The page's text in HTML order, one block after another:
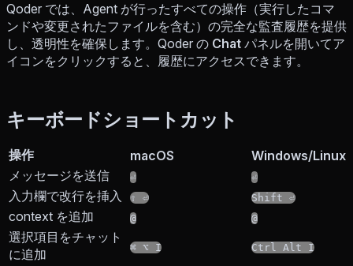
Qoder では、Agent が行ったすべての操作（実行したコマ
ンドや変更されたファイルを含む）の完全な監査履歴を提供
し、透明性を確保します。Qoder の Chat パネルを開いてア
イコンをクリックすると、履歴にアクセスできます。
キーボードショートカット
操作 macOS
Windows/Linux
メッセージを送信
⏎ ⏎
入力欄で改行を挿入 ⇧ ⏎ Shift ⏎
context を追加 @ @
選択項目をチャット
に追加
⌘ ⌥ I Ctrl Alt I